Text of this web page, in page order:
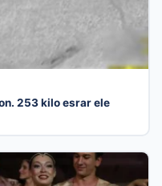
253 kilo esrar ele